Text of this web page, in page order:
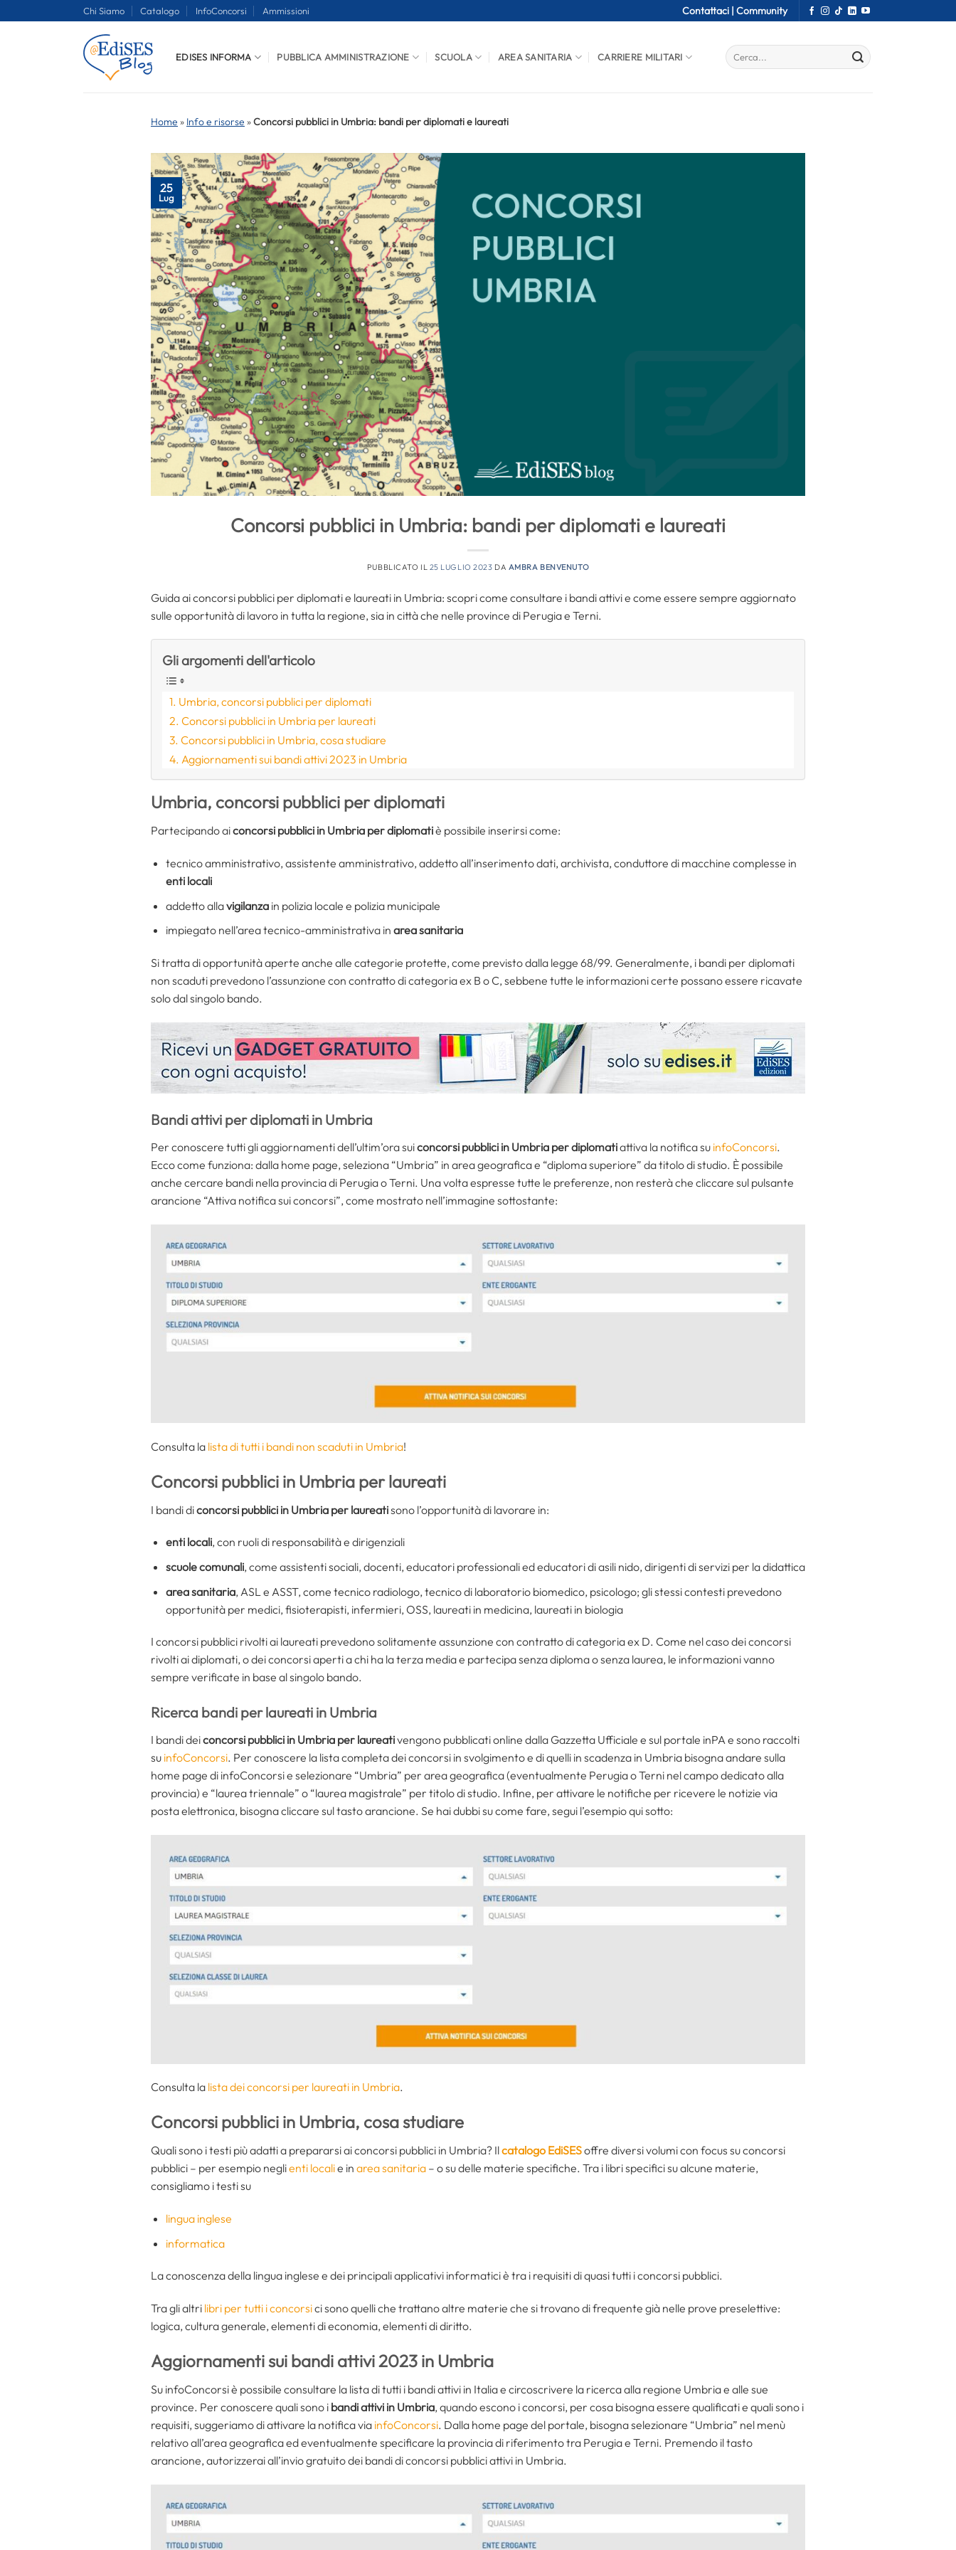
Chi Siamo Catalogo InfoConcorsi Ammissioni Contattaci | Community
EDISES INFORMA PUBBLICA AMMINISTRAZIONE SCUOLA AREA SANITARIA CARRIERE MILITARI
Home » Info e risorse »Concorsi pubblici in Umbria: bandi per diplomati e laureati
25
Lug
Concorsi pubblici in Umbria: bandi per diplomati e laureati
PUBBLICATO IL 25 LUGLIO 2023 DA AMBRA BENVENUTO
Guida ai concorsi pubblici per diplomati e laureati in Umbria: scopri come consultare i bandi attivi e come essere sempre aggiornato
sulle opportunità di lavoro in tutta la regione, sia in città che nelle province di Perugia e Terni.
Gli argomenti dell'articolo
Umbria, concorsi pubblici per diplomati
Concorsi pubblici in Umbria per laureati
Concorsi pubblici in Umbria, cosa studiare
Aggiornamenti sui bandi attivi 2023 in Umbria
Umbria, concorsi pubblici per diplomati
Partecipando aiconcorsi pubblici in Umbria per diplomatiè possibile inserirsi come:
tecnico amministrativo, assistente amministrativo, addetto all’inserimento dati, archivista, conduttore di macchine complesse in
enti locali
addetto allavigilanzain polizia locale e polizia municipale
impiegato nell’area tecnico-amministrativa in area sanitaria
Si tratta di opportunità aperte anche alle categorie protette, come previsto dalla legge 68/99. Generalmente, i bandi per diplomati
non scaduti prevedono l’assunzione con contratto di categoria ex B o C, sebbene tutte le informazioni certe possano essere ricavate
solo dal singolo bando.
Bandi attivi per diplomati in Umbria
Per conoscere tutti gli aggiornamenti dell’ultim’ora suiconcorsi pubblici in Umbria per diplomatiattiva la notifica su infoConcorsi.
Ecco come funziona: dalla home page, seleziona “Umbria” in area geografica e “diploma superiore” da titolo di studio. È possibile
anche cercare bandi nella provincia di Perugia o Terni. Una volta espresse tutte le preferenze, non resterà che cliccare sul pulsante
arancione “Attiva notifica sui concorsi”, come mostrato nell’immagine sottostante:
Consulta la lista di tutti i bandi non scaduti in Umbria!
Concorsi pubblici in Umbria per laureati
I bandi diconcorsi pubblici in Umbria per laureatisono l’opportunità di lavorare in:
enti locali, con ruoli di responsabilità e dirigenziali
scuole comunali, come assistenti sociali, docenti, educatori professionali ed educatori di asili nido, dirigenti di servizi per la didattica
area sanitaria, ASL e ASST, come tecnico radiologo, tecnico di laboratorio biomedico, psicologo; gli stessi contesti prevedono
opportunità per medici, fisioterapisti, infermieri, OSS, laureati in medicina, laureati in biologia
I concorsi pubblici rivolti ai laureati prevedono solitamente assunzione con contratto di categoria ex D. Come nel caso dei concorsi
rivolti ai diplomati, o dei concorsi aperti a chi ha la terza media e partecipa senza diploma o senza laurea, le informazioni vanno
sempre verificate in base al singolo bando.
Ricerca bandi per laureati in Umbria
I bandi deiconcorsi pubblici in Umbria per laureativengono pubblicati online dalla Gazzetta Ufficiale e sul portale inPA e sono raccolti
su infoConcorsi. Per conoscere la lista completa dei concorsi in svolgimento e di quelli in scadenza in Umbria bisogna andare sulla
home page di infoConcorsi e selezionare “Umbria” per area geografica (eventualmente Perugia o Terni nel campo dedicato alla
provincia) e “laurea triennale” o “laurea magistrale” per titolo di studio. Infine, per attivare le notifiche per ricevere le notizie via
posta elettronica, bisogna cliccare sul tasto arancione. Se hai dubbi su come fare, segui l’esempio qui sotto:
Consulta la lista dei concorsi per laureati in Umbria.
Concorsi pubblici in Umbria, cosa studiare
Quali sono i testi più adatti a prepararsi ai concorsi pubblici in Umbria? Ilcatalogo EdiSESoffre diversi volumi con focus su concorsi
pubblici – per esempio neglienti localie in area sanitaria – o su delle materie specifiche. Tra i libri specifici su alcune materie,
consigliamo i testi su
lingua inglese
informatica
La conoscenza della lingua inglese e dei principali applicativi informatici è tra i requisiti di quasi tutti i concorsi pubblici.
Tra gli altri libri per tutti i concorsici sono quelli che trattano altre materie che si trovano di frequente già nelle prove preselettive:
logica, cultura generale, elementi di economia, elementi di diritto.
Aggiornamenti sui bandi attivi 2023 in Umbria
Su infoConcorsi è possibile consultare la lista di tutti i bandi attivi in Italia e circoscrivere la ricerca alla regione Umbria e alle sue
province. Per conoscere quali sono i bandi attivi in Umbria, quando escono i concorsi, per cosa bisogna essere qualificati e quali sono i
requisiti, suggeriamo di attivare la notifica via infoConcorsi. Dalla home page del portale, bisogna selezionare “Umbria” nel menù
relativo all’area geografica ed eventualmente specificare la provincia di riferimento tra Perugia e Terni. Premendo il tasto
arancione, autorizzerai all’invio gratuito dei bandi di concorsi pubblici attivi in Umbria.